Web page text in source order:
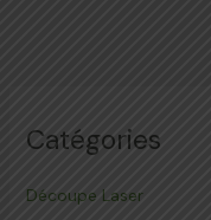
Catégories
Découpe Laser